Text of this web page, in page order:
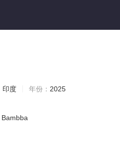
印度 年份： 2025
Bambba